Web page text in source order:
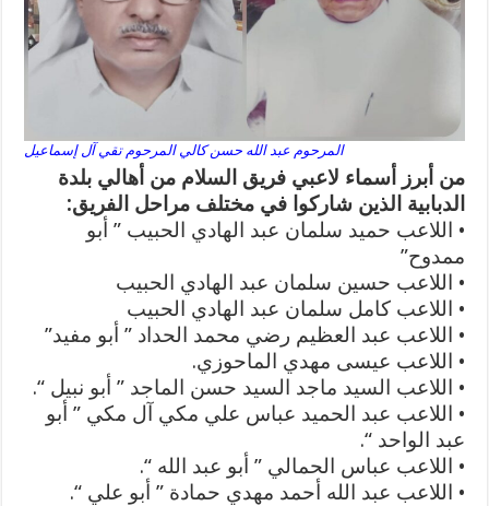
المرحوم عبد الله حسن كالي المرحوم تقي آل إسماعيل
من أبرز أسماء لاعبي فريق السلام من أهالي بلدة
الدبابية الذين شاركوا في مختلف مراحل الفريق:
• اللاعب حميد سلمان عبد الهادي الحبيب ” أبو
ممدوح”
• اللاعب حسين سلمان عبد الهادي الحبيب
• اللاعب كامل سلمان عبد الهادي الحبيب
• اللاعب عبد العظيم رضي محمد الحداد ” أبو مفيد”
• اللاعب عيسى مهدي الماحوزي.
• اللاعب السيد ماجد السيد حسن الماجد ” أبو نبيل “.
• اللاعب عبد الحميد عباس علي مكي آل مكي ” أبو
عبد الواحد “.
• اللاعب عباس الحمالي ” أبو عبد الله “.
• اللاعب عبد الله أحمد مهدي حمادة ” أبو علي “.